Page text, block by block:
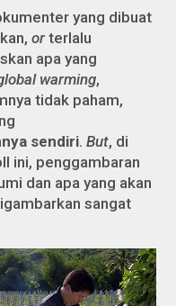
yang dibuat
orterlalu
apa yang
warming,
tidak paham,
sendiri.But, di
ini, penggambaran
dan apa yang akan
sangat